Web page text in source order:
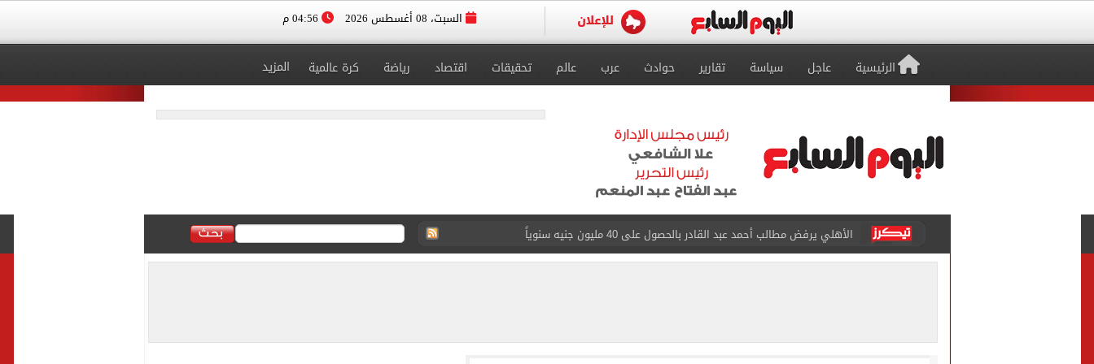
السبت، 08 أغسطس 2026
الرئيسية عاجل سياسة تقارير حوادث عرب عالم تحقيقات اقتصاد رياضة كرة عالمية المزيد
حقيقة خلاف معتمد جمال وعبد الناصر محمد فى الزمالك بسبب المباريات الودية
كاف يمنح مصر حق استضافة أمم أفريقيا تحت 23 عاماً 2027
الإسكان: طرح فرص استثمارية متنوعة من خلال منصتى الاستثمار المصري والأجنبي